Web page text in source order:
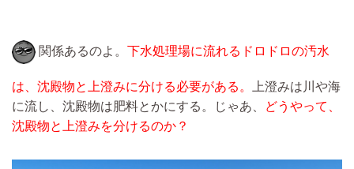
関係あるのよ。 下水処理場に流れるドロドロの汚水
は、沈殿物と上澄みに分ける必要がある。
上澄みは川や海
に流し、沈殿物は肥料とかにする。じゃあ、
どうやって、
沈殿物と上澄みを分けるのか？